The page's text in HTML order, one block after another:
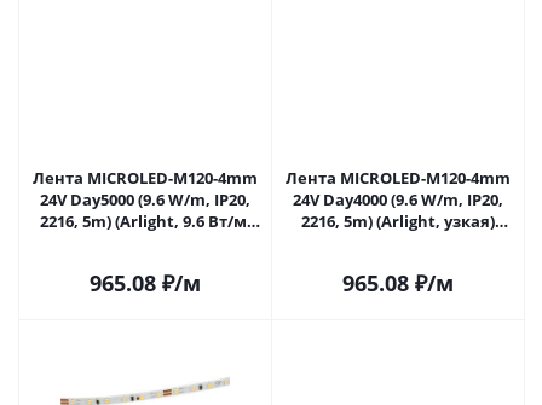
Лента MICROLED-M120-4mm
24V Day5000 (9.6 W/m, IP20,
2216, 5m) (Arlight, 9.6 Вт/м,
965.08 ₽/м
Лента MICROLED-M120-4mm
24V Day4000 (9.6 W/m, IP20,
2216, 5m) (Arlight, узкая)
965.08 ₽/м